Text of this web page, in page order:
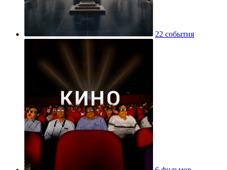
22 события